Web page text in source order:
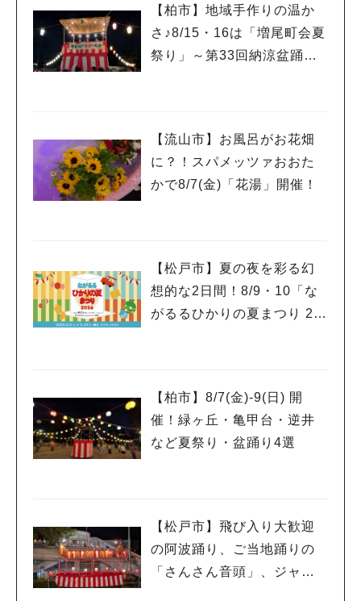
【柏市】地域手作りの温か
さ♪8/15・16は「増尾町会夏
祭り」～第33回納涼盆踊り
【流山市】お風呂がお花畑
に？！スパメッツァおおた
かで8/7(金)「花湯」開催！
【松戸市】夏の夜を彩る幻
想的な2日間！8/9・10「な
がるるひかりの夏まつり 20
【柏市】8/7(金)‐9(日) 開
催！緑ヶ丘・亀甲台・逆井
など夏祭り・盆踊り4選
【松戸市】飛び入り大歓迎
の阿波踊り、ご当地踊りの
「さんさん音頭」、ジャ
人気のキーワード
#ラーメン#ショッピング#カフェ